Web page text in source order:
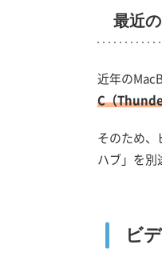
最近
近年の
C（
そのため、
ハブ」を別
ビ